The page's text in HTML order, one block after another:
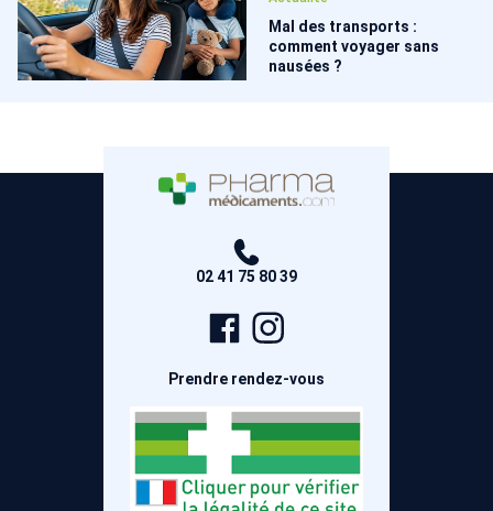
Mal des transports :
comment voyager sans
nausées ?
02 41 75 80 39
Page
Facebook
Prendre rendez-vous